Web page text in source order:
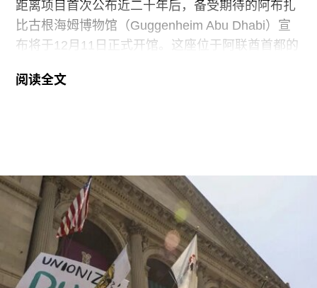
展厅等支出。辩方主张，部分费用源于馆方自行决
定采用何种修复方案，而非抗议行为本身造成的损
害，但这一论点最终未获法院采纳。
距离项目首次公布近二十年后，备受期待的阿布扎
比古根海姆博物馆（Guggenheim Abu Dhabi）宣
布将于12月11日正式开馆。这座位于阿联酋首都的
主弗兰克·盖里（Frank Gehry）设计，也是所罗门
阿布扎比古根海姆博物馆占地逾80万平方英尺，将
成为古根海姆体系中规模最大的分馆，内设30个展
厅，室内展览面积约12.5万平方英尺。建筑外观由
十个雕塑般的锥体以非传统方式组合而成，表面覆
以不锈钢网、缟玛瑙和玻璃等材料，高达280英
尺。据《纽约时报》报道，该馆也是古根海姆体系
阅读全文